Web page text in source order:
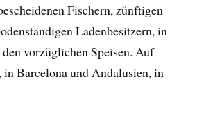
Fischern, zünftigen
Ladenbesitzern, in
vorzüglichen Speisen. Auf
in Barcelona und Andalusien, in